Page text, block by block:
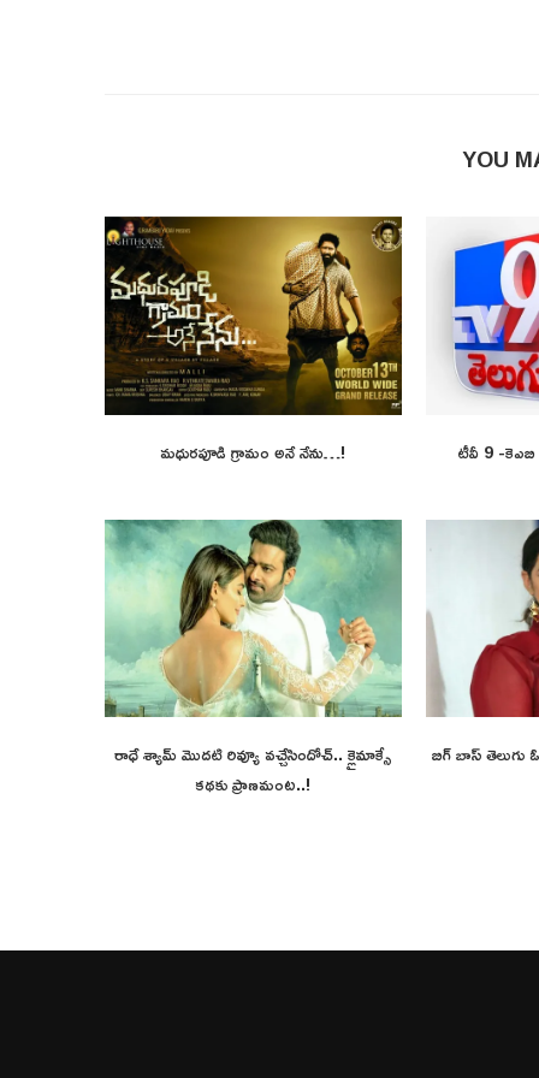
YOU
మధురపూడి గ్రామం అనే నేను…! టీవీ 9 -కెఎబి
రాధే శ్యామ్ మొదటి రివ్యూ వచ్చేసిందోచ్.. క్లైమాక్సే
కథకు ప్రాణమంట..!
బిగ్ బాస్